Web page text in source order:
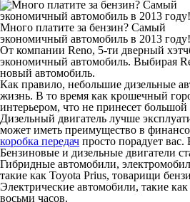
Много платите за бензин? Самый
экономичный автомобиль в 2013 году!
От компании Reno, 5-ти дверный
экономичный автомобиль. Выбирая
новый автомобиль.
Как правило, небольшие дизельные
жизнь. В то время как крошечный
интерьером, что не принесет
Дизельный двигатель лучше
может иметь преимущество в
коробка передач просто порадует
Бензиновые и дизельные двигатели
Гибридные автомобили,
такие как Toyota Prius, товарищи
Электрические автомобили, такие
восьми часов.